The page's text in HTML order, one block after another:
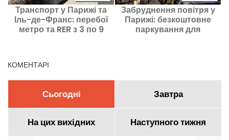
Транспорт у Парижі та
Іль-де-Франс: перебої
метро та RER з 3 по 9
Забруднення повітря у
Парижі: безкоштовне
паркування для
КОМЕНТАРІ
Сьогодні Завтра
На цих вихідних Наступного тижня